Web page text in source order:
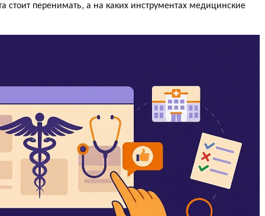
стоит перенимать, а на каких инструментах медицинские